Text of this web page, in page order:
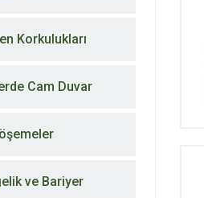
Korkulukları
Cam Duvar
ve Bariyer